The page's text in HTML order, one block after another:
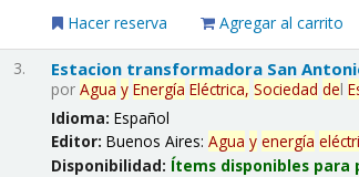
Hacer reserva Agregar al carrito
3. Estacion transformadora San
porAgua y Energía Eléctrica, Sociedad del
Idioma:Español
Editor:Buenos Aires:Agua y energía
Disponibilidad: Ítems disponibles